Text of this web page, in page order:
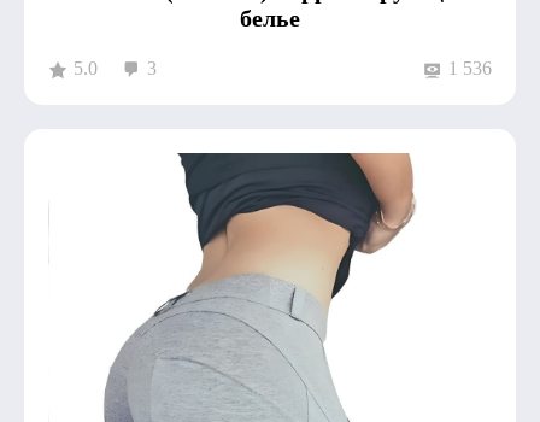
белье
5.0 3 1 536